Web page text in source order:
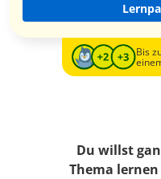
Bis
Du willst
Thema